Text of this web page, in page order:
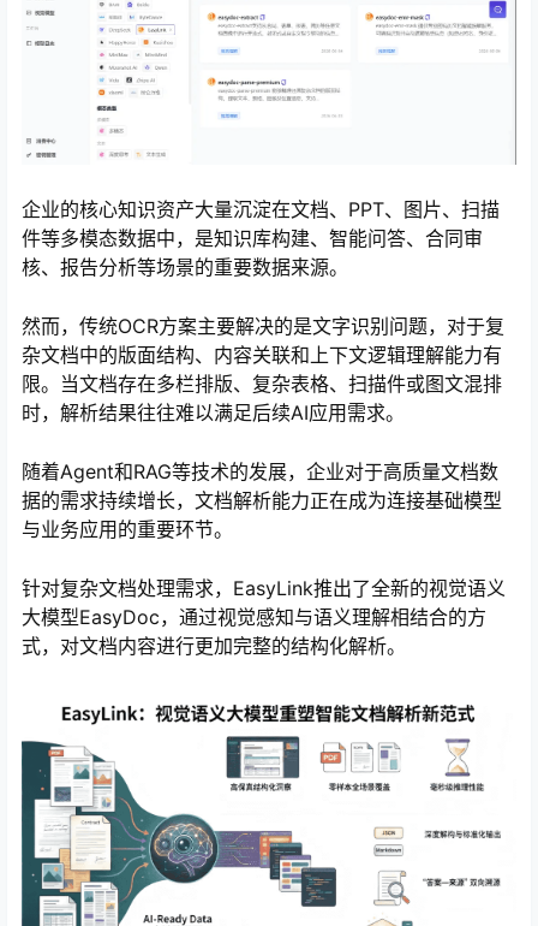
企业的核心知识资产大量沉淀在文档、PPT、图片、扫描
件等多模态数据中，是知识库构建、智能问答、合同审
核、报告分析等场景的重要数据来源。
然而，传统OCR方案主要解决的是文字识别问题，对于复
杂文档中的版面结构、内容关联和上下文逻辑理解能力有
限。当文档存在多栏排版、复杂表格、扫描件或图文混排
时，解析结果往往难以满足后续AI应用需求。
随着Agent和RAG等技术的发展，企业对于高质量文档数
据的需求持续增长，文档解析能力正在成为连接基础模型
与业务应用的重要环节。
针对复杂文档处理需求，EasyLink推出了全新的视觉语义
大模型EasyDoc，通过视觉感知与语义理解相结合的方
式，对文档内容进行更加完整的结构化解析。